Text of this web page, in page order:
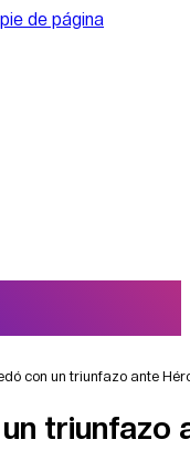
de página
con un triunfazo ante
triunfazo